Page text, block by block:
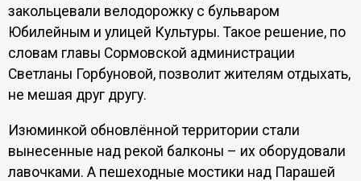
закольцевали велодорожку с бульваром
Юбилейным и улицей Культуры. Такое решение, по
словам главы Сормовской администрации
Светланы Горбуновой, позволит жителям отдыхать,
не мешая друг другу.
Изюминкой обновлённой территории стали
вынесенные над рекой балконы – их оборудовали
лавочками. А пешеходные мостики над Парашей